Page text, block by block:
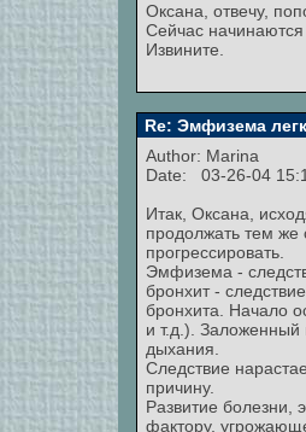
Оксана, отвечу,
Сейчас начинаются
Извините.
Re: Эмфизема
Author: Marina
Date: 03-26-04
Итак, Оксана,
продолжать тем же
прогрессировать.
Эмфизема -
бронхит -
бронхита. Начало
и т.д.). Заложенный
дыхания.
Следствие
причину.
Развитие болезни,
фактору,